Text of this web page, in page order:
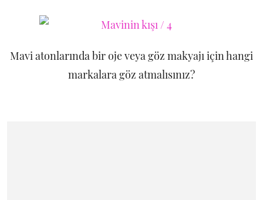
Mavi atonlarında bir oje veya göz makyajı için hangi
markalara göz atmalısınız?